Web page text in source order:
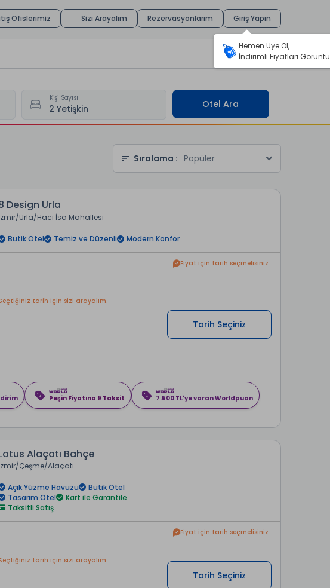
Ofislerimiz Sizi Arayalım Rezervasyonlarım Giriş Yapın
Kişi Sayısı
Otel Ara
Sıralama : Popüler
Design Urla
Urla Hacı İsa Mahallesi
Butik Otel Temiz ve Düzenli Modern Konfor
tarih için sizi arayalım.
Fiyat için tarih seçmelisiniz
Tarih Seçiniz
Peşin Fiyatına 9 Taksit 7.500 TL'ye varan Worldpuan
Alaçatı Bahçe
Çeşme Alaçatı
Açık Yüzme Havuzu
Butik Otel
Tasarım Otel
Kart ile Garantile
Taksitli Satış
tarih için sizi arayalım.
Fiyat için tarih seçmelisiniz
Tarih Seçiniz
Hemen Üye Ol,
İndirimli Fiyatları